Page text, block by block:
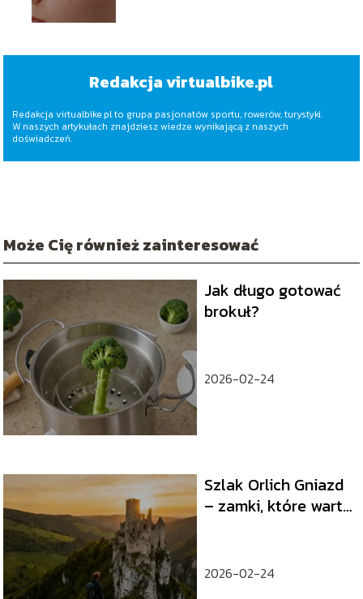
Redakcja virtualbike.pl
Redakcja virtualbike.pl to grupa pasjonatów sportu, rowerów, turystyki.
W naszych artykułach znajdziesz wiedze wynikającą z naszych
doświadczeń.
Może Cię również zainteresować
Jak długo gotować
brokuł?
2026-02-24
Szlak Orlich Gniazd
– zamki, które warto
2026-02-24